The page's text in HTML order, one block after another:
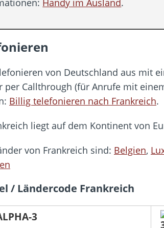
Handy im Ausland.
von Deutschland aus mit
per Callthrough (für Anrufe mit
Billig telefonieren nach Frankreich.
liegt auf dem Kontinent von
von Frankreich sind: Belgien,
/ Ländercode Frankreich
3